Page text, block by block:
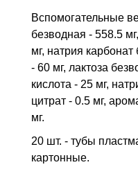
Вспомогательные
безводная - 558.5
мг, натрия
- 60 мг, лактоза
кислота - 25 мг,
цитрат - 0.5 мг,
мг.
20 шт. - тубы
картонные.